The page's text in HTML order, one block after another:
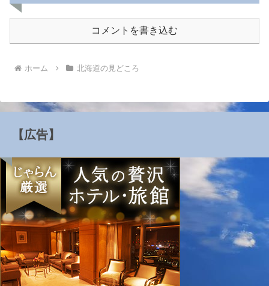
コメントを書き込む
ホーム 北海道の見どころ
【広告】